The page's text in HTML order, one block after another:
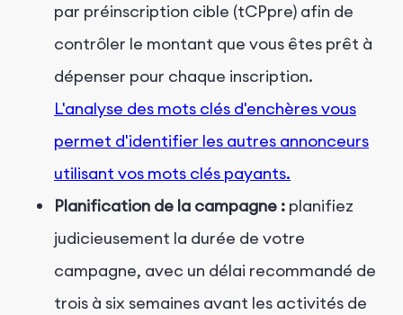
par préinscription cible (tCPpre) afin de
contrôler le montant que vous êtes prêt à
dépenser pour chaque inscription.
L'analyse des mots clés d'enchères vous
permet d'identifier les autres annonceurs
utilisant vos mots clés payants.
Planification de la campagne : planifiez
judicieusement la durée de votre
campagne, avec un délai recommandé de
trois à six semaines avant les activités de